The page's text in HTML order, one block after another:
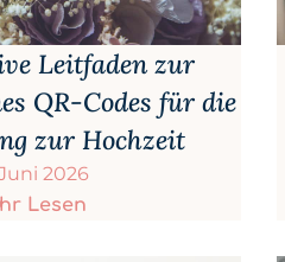
Leitfaden zur
QR-Codes für die
zur Hochzeit
2026
Lesen